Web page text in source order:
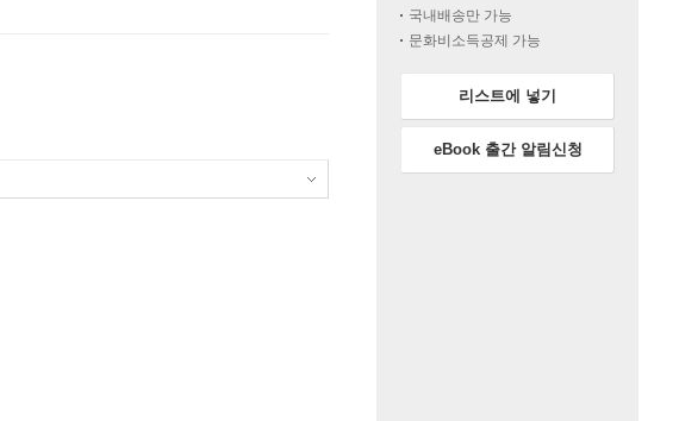
국내배송만 가능
문화비소득공제 가능
리스트에 넣기
eBook 출간 알림신청